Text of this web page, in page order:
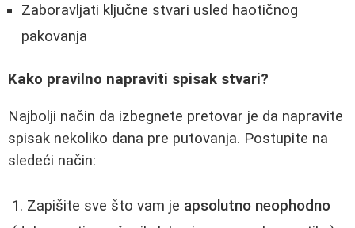
Zaboravljati ključne stvari usled haotičnog
pakovanja
Kako pravilno napraviti spisak stvari?
Najbolji način da izbegnete pretovar je da napravite
spisak nekoliko dana pre putovanja. Postupite na
sledeći način:
Zapišite sve što vam je apsolutno neophodno